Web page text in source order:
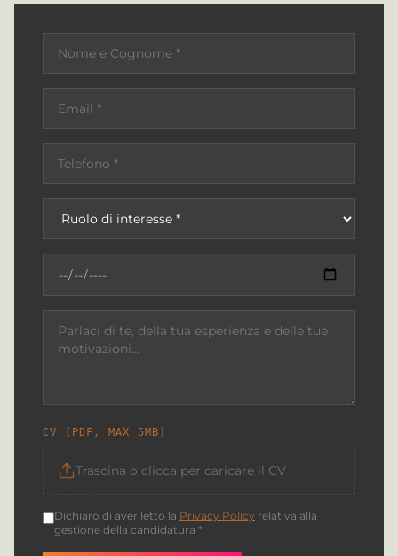
CV (PDF, MAX 5MB)
Trascina o clicca per caricare il CV
Dichiaro di aver letto la Privacy Policy relativa alla
gestione della candidatura *